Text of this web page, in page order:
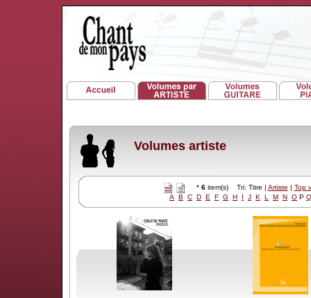
Volumes artiste
* 6item(s) Tri: Titre | Artiste | Top
A
B C D E F G H I J K L M N O P Q